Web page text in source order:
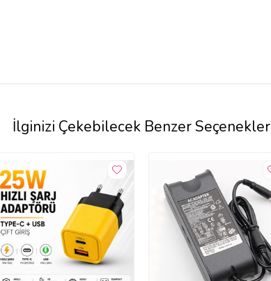
İlginizi Çekebilecek Benzer Seçenekler